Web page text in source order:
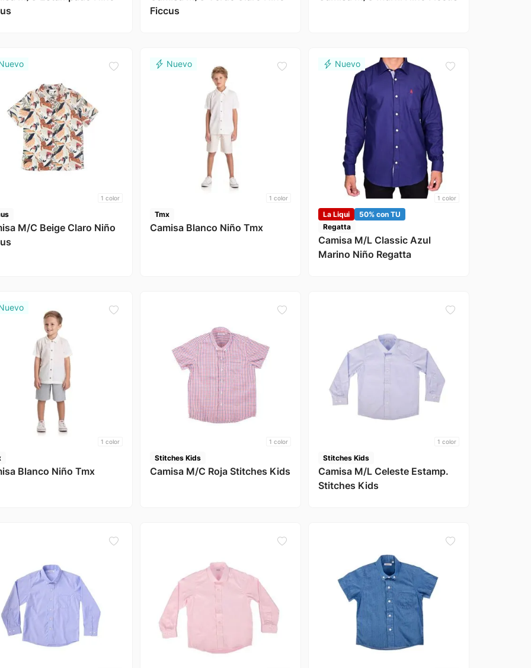
Ficcus
1 color
M/C Beige Claro Niño
1 color
Tmx
Camisa Blanco Niño Tmx
1 color
La Liqui
50% con TU
Regatta
Camisa M/L Classic Azul
Marino Niño Regatta
1 color
Blanco Niño Tmx
1 color
Stitches Kids
Camisa M/C Roja Stitches Kids
1 color
Stitches Kids
Camisa M/L Celeste Estamp.
Stitches Kids